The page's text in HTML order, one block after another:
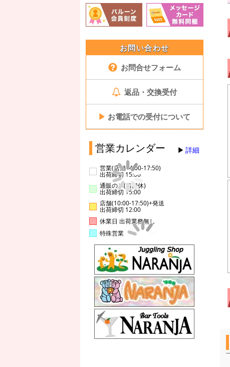
お問い合わせ
お問合せフォーム
返品・交換受付
▶ お電話での受付について
営業カレンダー 詳細
営業(店舗14:00-17:50)
出荷締切 15:00
通販のみ(店舗休)
出荷締切 15:00
店舗(10:00-17:50)+発送
出荷締切 12:00
休業日 出荷業務無し
特殊営業